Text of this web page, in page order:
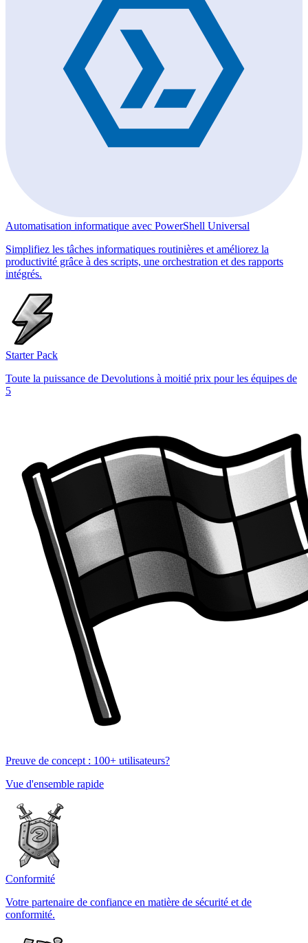
Automatisation informatique avec PowerShell Universal
Simplifiez les tâches informatiques routinières et améliorez la
productivité grâce à des scripts, une orchestration et des rapports
intégrés.
Starter Pack
Toute la puissance de Devolutions à moitié prix pour les équipes de
5
Preuve de concept : 100+ utilisateurs?
Vue d'ensemble rapide
Conformité
Votre partenaire de confiance en matière de sécurité et de
conformité.